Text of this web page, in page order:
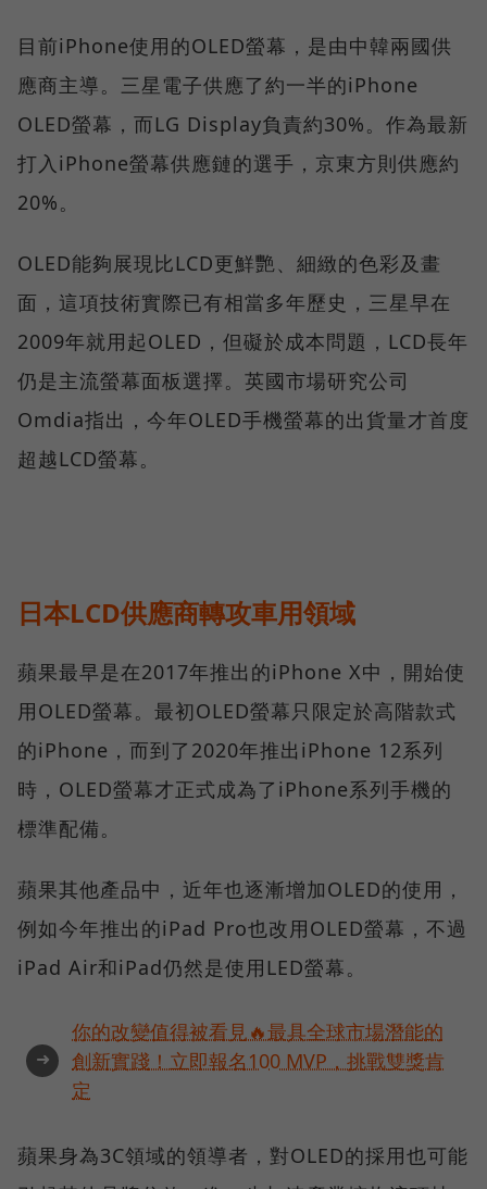
目前iPhone使用的OLED螢幕，是由中韓兩國供
應商主導。三星電子供應了約一半的iPhone
OLED螢幕，而LG Display負責約30%。作為最新
打入iPhone螢幕供應鏈的選手，京東方則供應約
20%。
OLED能夠展現比LCD更鮮艷、細緻的色彩及畫
面，這項技術實際已有相當多年歷史，三星早在
2009年就用起OLED，但礙於成本問題，LCD長年
仍是主流螢幕面板選擇。英國市場研究公司
Omdia指出，今年OLED手機螢幕的出貨量才首度
超越LCD螢幕。
日本LCD供應商轉攻車用領域
蘋果最早是在2017年推出的iPhone X中，開始使
用OLED螢幕。最初OLED螢幕只限定於高階款式
的iPhone，而到了2020年推出iPhone 12系列
時，OLED螢幕才正式成為了iPhone系列手機的
標準配備。
蘋果其他產品中，近年也逐漸增加OLED的使用，
例如今年推出的iPad Pro也改用OLED螢幕，不過
iPad Air和iPad仍然是使用LED螢幕。
➜
你的改變值得被看見🔥最具全球市場潛能的
創新實踐！立即報名100 MVP，挑戰雙獎肯
定
蘋果身為3C領域的領導者，對OLED的採用也可能